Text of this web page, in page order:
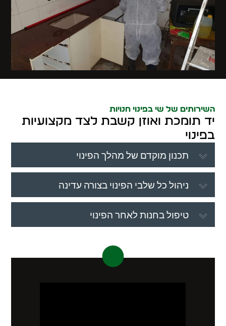
השירותים של שי בפינוי חנויות
יד תומכת ואוזן קשבת לצד מקצועיות
בפינוי
תכנון מוקדם של מהלך הפינוי
ניהול כל שלבי הפינוי בצורה עדינה
טיפול בחנות לאחר הפינוי